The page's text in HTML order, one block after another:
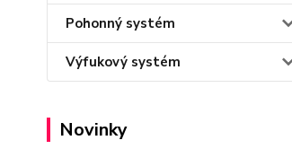
Pohonný systém
Výfukový systém
Novinky